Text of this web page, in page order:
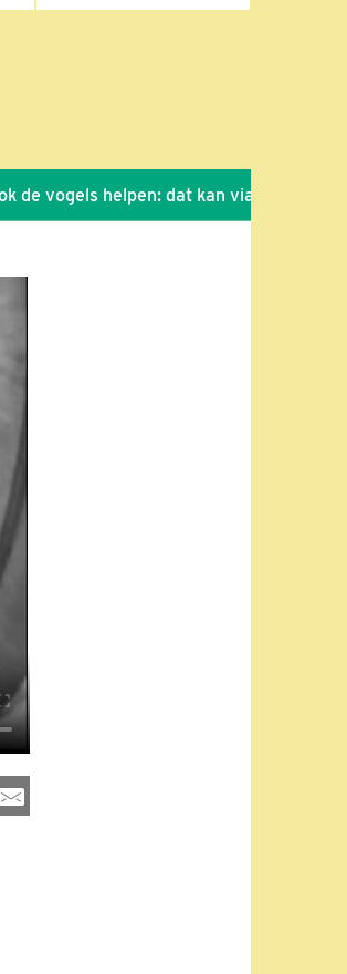
vogels helpen: dat kan via de link!